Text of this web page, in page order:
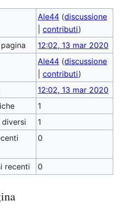
Ale44 (discussione
|contributi)
12:02, 13 mar 2020
Ale44 (discussione
|contributi)
12:02, 13 mar 2020
1
1
0
recenti 0